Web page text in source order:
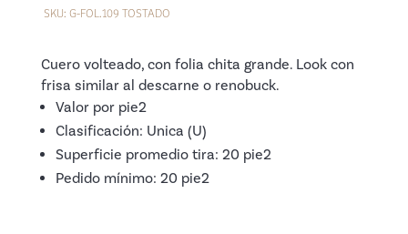
SKU: G-FOL.109 TOSTADO
Cuero volteado, con folia chita grande. Look con
frisa similar al descarne o renobuck.
Valor por pie2
Clasificación: Unica (U)
Superficie promedio tira: 20 pie2
Pedido mínimo: 20 pie2